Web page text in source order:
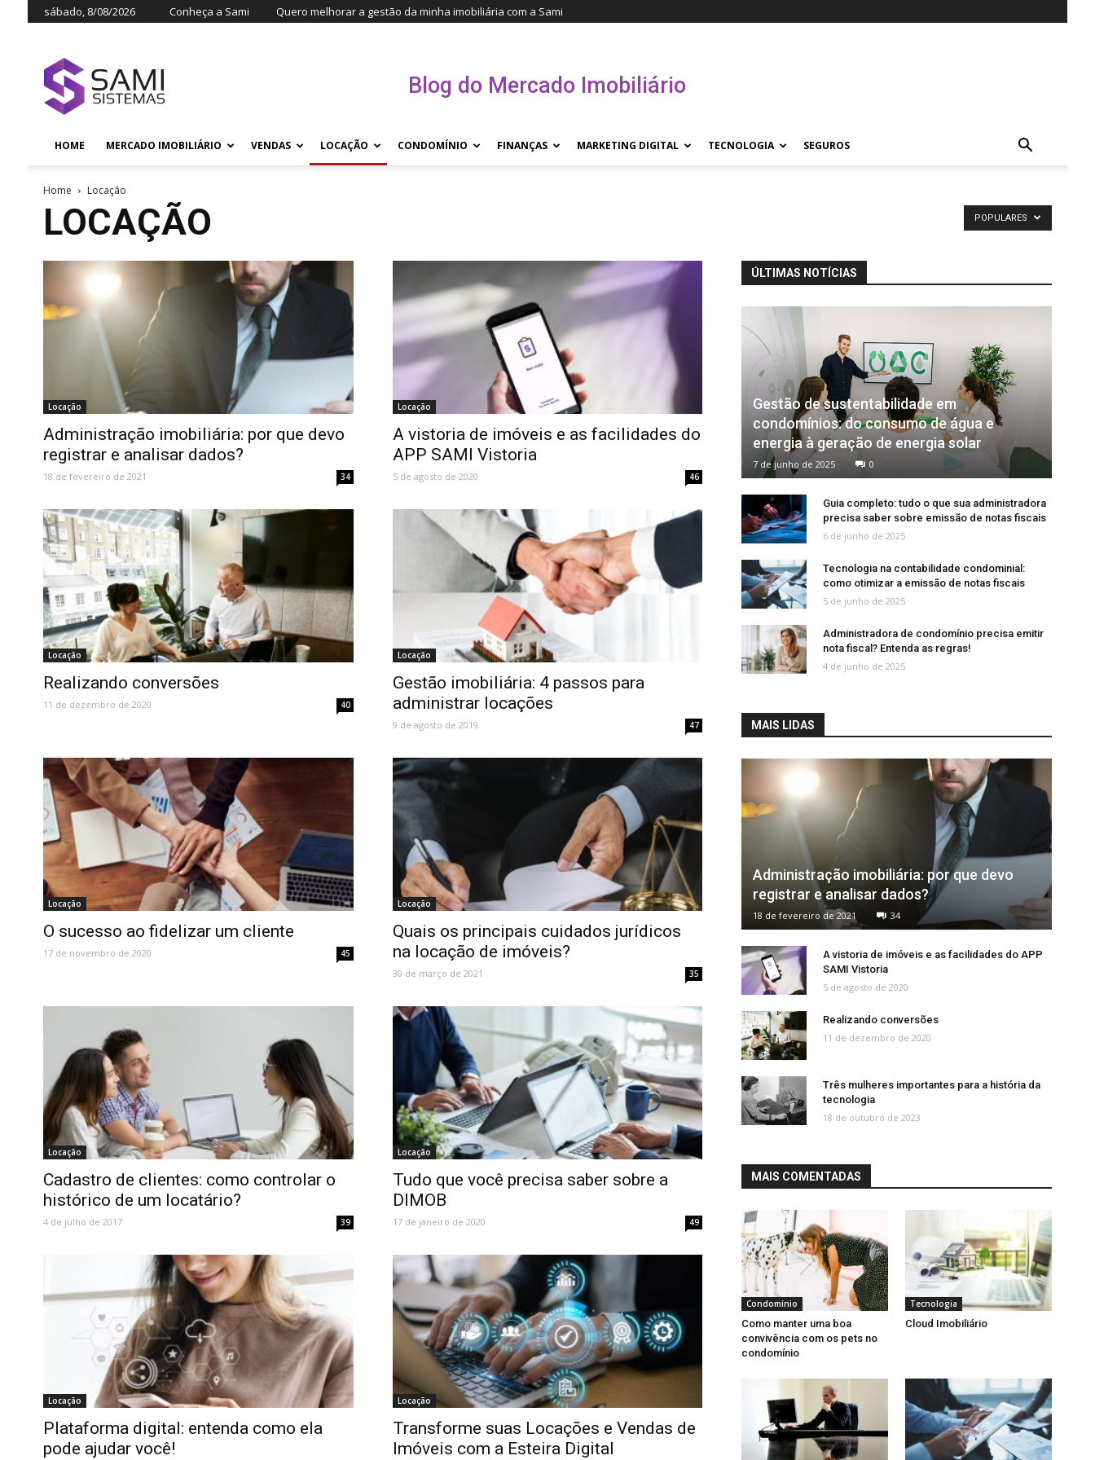
sábado, 8/08/2026 Conheça a Sami Quero melhorar a gestão da minha imobiliária com a Sami
Blog do Mercado Imobiliário
HOME MERCADO IMOBILIÁRIO VENDAS LOCAÇÃO CONDOMÍNIO FINANÇAS MARKETING DIGITAL TECNOLOGIA SEGUROS
Home Locação
LOCAÇÃO POPULARES
Locação
Administração imobiliária: por que devo
registrar e analisar dados?
18 de fevereiro de 2021 34
Locação
A vistoria de imóveis e as facilidades do
APP SAMI Vistoria
5 de agosto de 2020 46
Locação
Realizando conversões
11 de dezembro de 2020 40
Locação
Gestão imobiliária: 4 passos para
administrar locações
9 de agosto de 2019 47
Locação
O sucesso ao fidelizar um cliente
17 de novembro de 2020 45
Locação
Quais os principais cuidados jurídicos
na locação de imóveis?
30 de março de 2021 35
Locação
Cadastro de clientes: como controlar o
histórico de um locatário?
4 de julho de 2017 39
Locação
Tudo que você precisa saber sobre a
DIMOB
17 de janeiro de 2020 49
Locação
Plataforma digital: entenda como ela
pode ajudar você!
Locação
Transforme suas Locações e Vendas de
Imóveis com a Esteira Digital
ÚLTIMAS NOTÍCIAS
Gestão de sustentabilidade em
condomínios: do consumo de água e
energia à geração de energia solar
7 de junho de 2025 0
Guia completo: tudo o que sua administradora
precisa saber sobre emissão de notas fiscais
6 de junho de 2025
Tecnologia na contabilidade condominial:
como otimizar a emissão de notas fiscais
5 de junho de 2025
Administradora de condomínio precisa emitir
nota fiscal? Entenda as regras!
4 de junho de 2025
MAIS LIDAS
Administração imobiliária: por que devo
registrar e analisar dados?
18 de fevereiro de 2021 34
A vistoria de imóveis e as facilidades do APP
SAMI Vistoria
5 de agosto de 2020
Realizando conversões
11 de dezembro de 2020
Três mulheres importantes para a história da
tecnologia
18 de outubro de 2023
MAIS COMENTADAS
Condomínio
Como manter uma boa
convivência com os pets no
condomínio
Tecnologia
Cloud Imobiliário